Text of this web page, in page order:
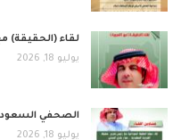
لقاء (الحقيقة)
يوليو 18, 2026
الصحفي
يوليو 18, 2026